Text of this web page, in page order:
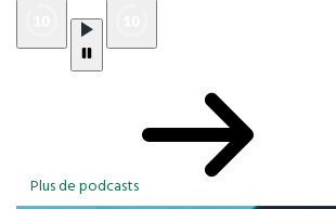
Plus de podcasts